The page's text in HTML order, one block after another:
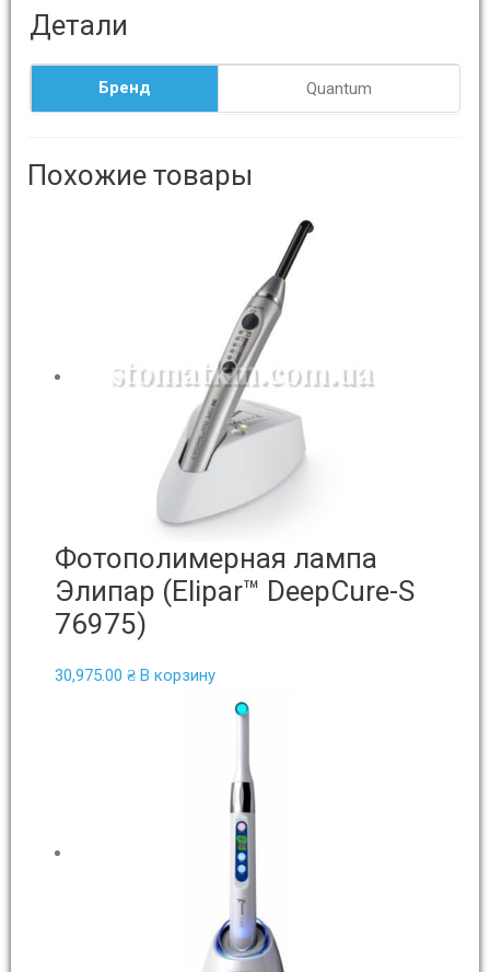
Детали
Бренд Quantum
Похожие товары
Фотополимерная лампа
Элипар (Elipar™ DeepCure-S
76975)
30,975.00 ₴ В корзину